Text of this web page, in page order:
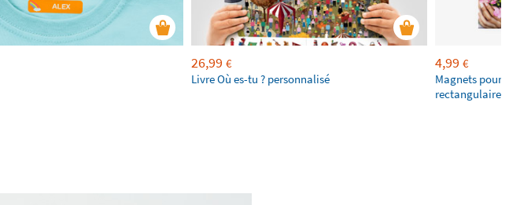
26,99 €
Livre Où es-tu ? personnalisé
4,99 €
Magnets pour
rectangulaires